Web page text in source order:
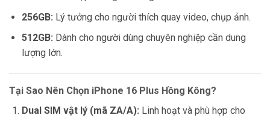
256GB: Lý tưởng cho người thích quay video, chụp ảnh.
512GB: Dành cho người dùng chuyên nghiệp cần dung
lượng lớn.
Tại Sao Nên Chọn iPhone 16 Plus Hồng Kông?
Dual SIM vật lý (mã ZA/A): Linh hoạt và phù hợp cho